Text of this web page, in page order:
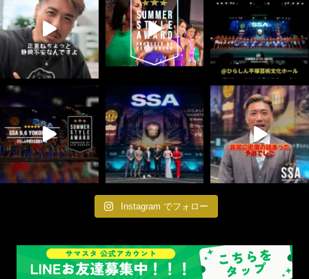
Instagram でフォロー